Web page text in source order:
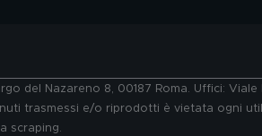
del Nazareno 8, 00187 Roma. Uffici:
trasmessi e/o riprodotti è vietata ogni
scraping.